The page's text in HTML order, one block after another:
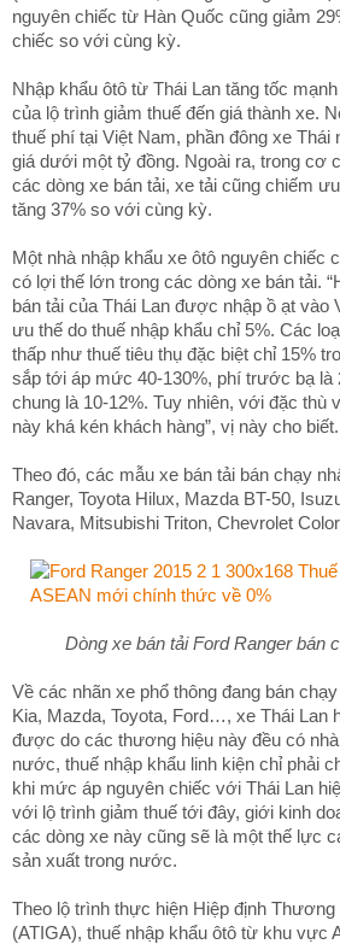
nguyên chiếc từ Hàn Quốc cũng giảm
chiếc so với cùng kỳ.
Nhập khẩu ôtô từ Thái Lan tăng tốc
của lộ trình giảm thuế đến giá thành xe.
thuế phí tại Việt Nam, phần đông xe Thái
giá dưới một tỷ đồng. Ngoài ra, trong cơ
các dòng xe bán tải, xe tải cũng chiếm
tăng 37% so với cùng kỳ.
Một nhà nhập khẩu xe ôtô nguyên chiếc
có lợi thế lớn trong các dòng xe bán tải.
bán tải của Thái Lan được nhập ồ ạt vào
ưu thế do thuế nhập khẩu chỉ 5%. Các
thấp như thuế tiêu thụ đặc biệt chỉ 15%
sắp tới áp mức 40-130%, phí trước bạ là
chung là 10-12%. Tuy nhiên, với đặc thù
này khá kén khách hàng”, vị này cho biết.
Theo đó, các mẫu xe bán tải bán chạy
Ranger, Toyota Hilux, Mazda BT-50,
Navara, Mitsubishi Triton, Chevrolet
Dòng xe bán tải Ford Ranger bán
Về các nhãn xe phổ thông đang bán
Kia, Mazda, Toyota, Ford…, xe Thái Lan
được do các thương hiệu này đều có
nước, thuế nhập khẩu linh kiện chỉ phải
khi mức áp nguyên chiếc với Thái Lan
với lộ trình giảm thuế tới đây, giới kinh
các dòng xe này cũng sẽ là một thế lực
sản xuất trong nước.
Theo lộ trình thực hiện Hiệp định Thương
(ATIGA), thuế nhập khẩu ôtô từ khu vực